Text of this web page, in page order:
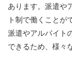
あります。派遣や
ト制で働くことが
派遣やアルバイト
できるため、様々